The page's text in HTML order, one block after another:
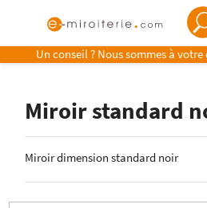
Un conseil ? Nous sommes à votre
Miroir standard
Miroir dimension standard noir